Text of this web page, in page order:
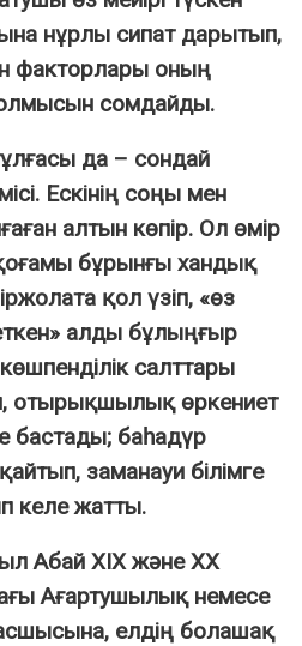
нұрлы сипат дарытып,
факторлары оның
сомдайды.
да – сондай
Ескінің соңы мен
алтын көпір. Ол өмір
бұрынғы хандық
қол үзіп, «өз
алды бұлыңғыр
салттары
отырықшылық өркениет
бастады; баһадүр
заманауи білімге
келе жатты.
Абай ХІХ және ХХ
Ағартушылық немесе
елдің болашақ